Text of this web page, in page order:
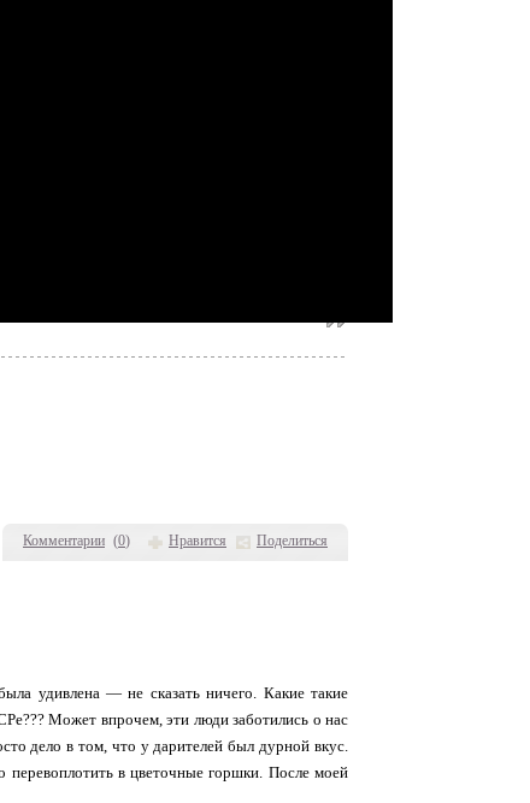
Комментарии (0) Нравится Поделиться
удивлена — не сказать ничего. Какие такие
Может впрочем, эти люди заботились о нас
дело в том, что у дарителей был дурной вкус.
перевоплотить в цветочные горшки. После моей